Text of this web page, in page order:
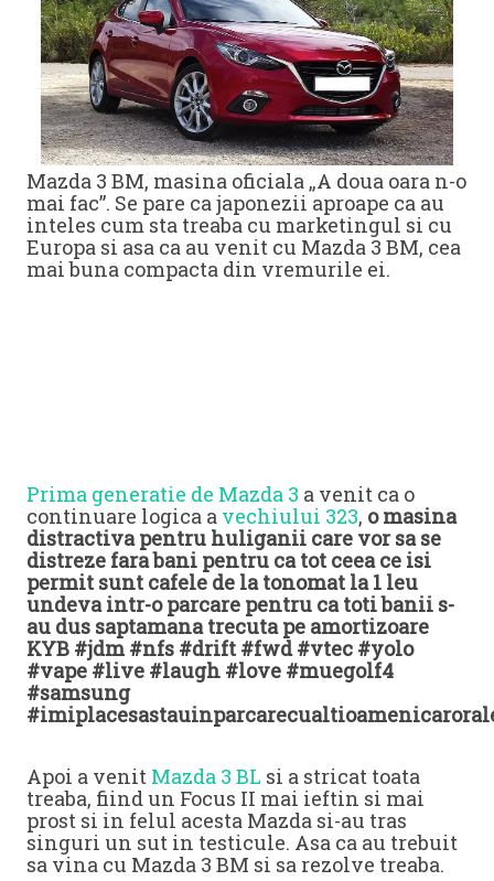
Mazda 3 BM, masina oficiala „A doua oara n-o
mai fac”. Se pare ca japonezii aproape ca au
inteles cum sta treaba cu marketingul si cu
Europa si asa ca au venit cu Mazda 3 BM, cea
mai buna compacta din vremurile ei.
Prima generatie de Mazda 3 a venit ca o
continuare logica a vechiului 323, o masina
distractiva pentru huliganii care vor sa se
distreze fara bani pentru ca tot ceea ce isi
permit sunt cafele de la tonomat la 1 leu
undeva intr-o parcare pentru ca toti banii s-
au dus saptamana trecuta pe amortizoare
KYB #jdm #nfs #drift #fwd #vtec #yolo
#vape #live #laugh #love #muegolf4
#samsung
Apoi a venit Mazda 3 BL si a stricat toata
treaba, fiind un Focus II mai ieftin si mai
prost si in felul acesta Mazda si-au tras
singuri un sut in testicule. Asa ca au trebuit
sa vina cu Mazda 3 BM si sa rezolve treaba.